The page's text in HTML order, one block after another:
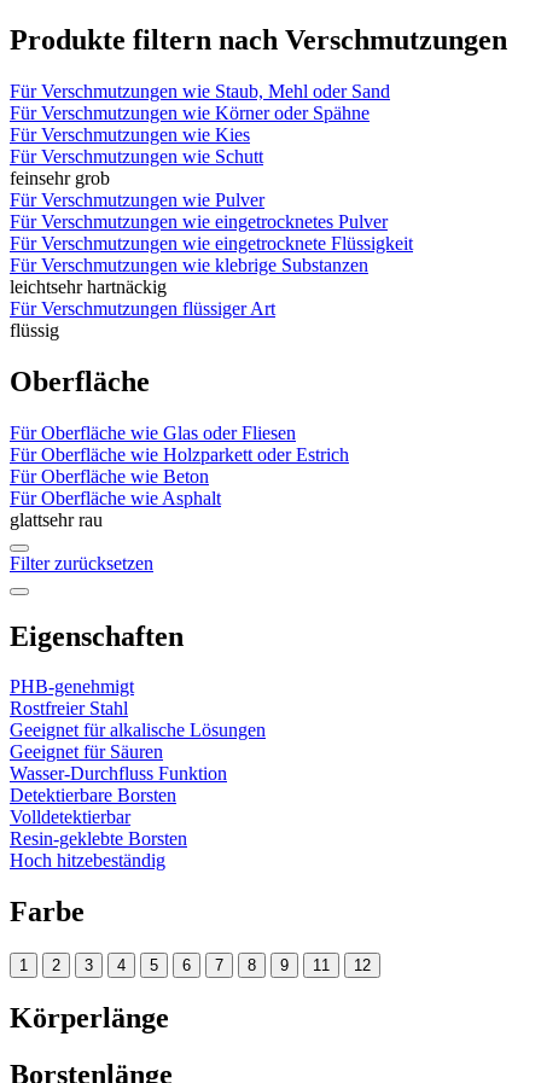
Produkte filtern nach Verschmutzungen
Für Verschmutzungen wie Staub, Mehl oder Sand
Für Verschmutzungen wie Körner oder Spähne
Für Verschmutzungen wie Kies
Für Verschmutzungen wie Schutt
feinsehr grob
Für Verschmutzungen wie Pulver
Für Verschmutzungen wie eingetrocknetes Pulver
Für Verschmutzungen wie eingetrocknete Flüssigkeit
Für Verschmutzungen wie klebrige Substanzen
leichtsehr hartnäckig
Für Verschmutzungen flüssiger Art
flüssig
Oberfläche
Für Oberfläche wie Glas oder Fliesen
Für Oberfläche wie Holzparkett oder Estrich
Für Oberfläche wie Beton
Für Oberfläche wie Asphalt
glattsehr rau
Filter zurücksetzen
Eigenschaften
PHB-genehmigt
Rostfreier Stahl
Geeignet für alkalische Lösungen
Geeignet für Säuren
Wasser-Durchfluss Funktion
Detektierbare Borsten
Volldetektierbar
Resin-geklebte Borsten
Hoch hitzebeständig
Farbe
1 2 3 4 5 6 7 8 9 11 12
Körperlänge
Borstenlänge